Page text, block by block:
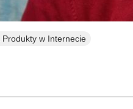
Produkty w Internecie